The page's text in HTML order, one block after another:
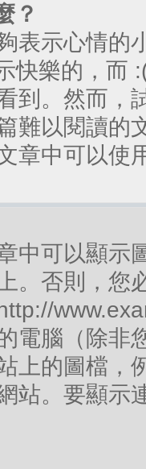
？
表示心情的
快樂的，而
到。然而，
難以閱讀的
章中可以使
中可以顯示
。否則，您
電腦（除非
上的圖檔，
站。要顯示